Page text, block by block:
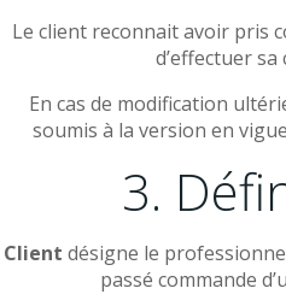
Le client reconnait avoir pris
d’effectuer sa
En cas de modification
soumis à la version en
3.
Client désigne le
passé commande